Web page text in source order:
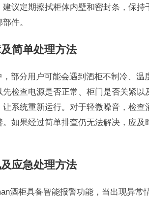
建议定期擦拭柜体内壁和密封条，保
件。
简单处理方法
部分用户可能会遇到酒柜不制冷、
检查电源是否正常、柜门是否关紧以
系统重新运行。对于轻微噪音，检查
如果经过简单排查仍无法解决，应
应急处理方法
酒柜具备智能报警功能，当出现异